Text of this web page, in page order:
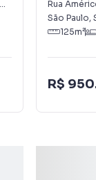
Rua
São Paulo,
125m²
R$